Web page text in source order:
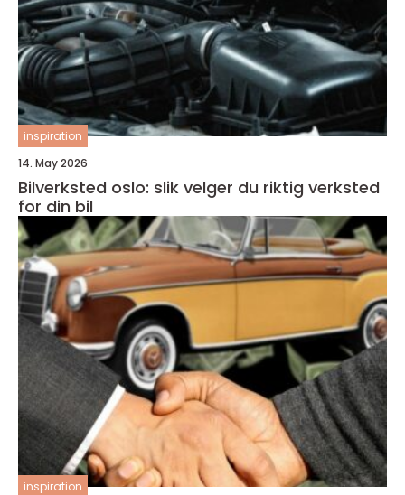
inspiration
14. May 2026
Bilverksted oslo: slik velger du riktig verksted
for din bil
inspiration